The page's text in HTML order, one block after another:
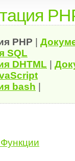
PHP
SQL
DHTML
bash